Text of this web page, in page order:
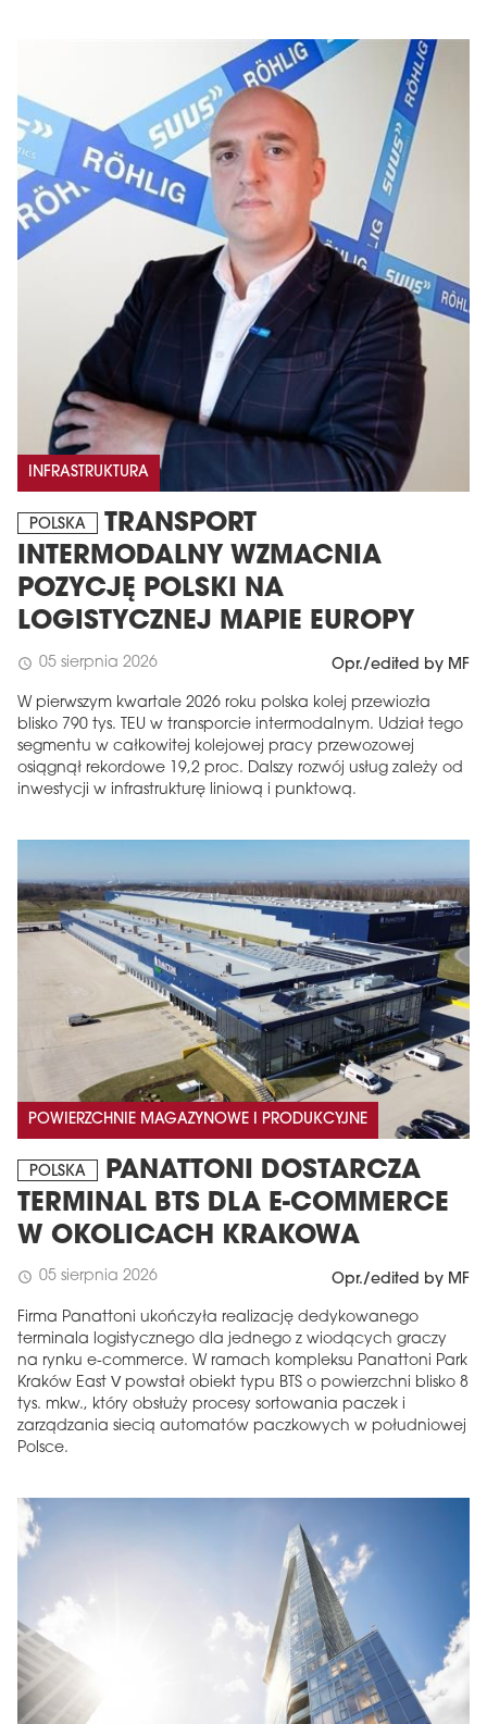
INFRASTRUKTURA
POLSKA
TRANSPORT
INTERMODALNY WZMACNIA
POZYCJĘ POLSKI NA
LOGISTYCZNEJ MAPIE EUROPY
schedule 05 sierpnia 2026 Opr./edited by MF
W pierwszym kwartale 2026 roku polska kolej przewiozła
blisko 790 tys. TEU w transporcie intermodalnym. Udział tego
segmentu w całkowitej kolejowej pracy przewozowej
osiągnął rekordowe 19,2 proc. Dalszy rozwój usług zależy od
inwestycji w infrastrukturę liniową i punktową.
POWIERZCHNIE MAGAZYNOWE I PRODUKCYJNE
POLSKA
PANATTONI DOSTARCZA
TERMINAL BTS DLA E-COMMERCE
W OKOLICACH KRAKOWA
schedule 05 sierpnia 2026 Opr./edited by MF
Firma Panattoni ukończyła realizację dedykowanego
terminala logistycznego dla jednego z wiodących graczy
na rynku e-commerce. W ramach kompleksu Panattoni Park
Kraków East V powstał obiekt typu BTS o powierzchni blisko 8
tys. mkw., który obsłuży procesy sortowania paczek i
zarządzania siecią automatów paczkowych w południowej
Polsce.